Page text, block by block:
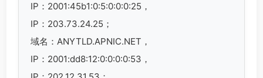
IP：2001:45b1:0:5:0:0:0:25，
IP：203.73.24.25；
域名：ANYTLD.APNIC.NET，
IP：2001:dd8:12:0:0:0:0:53，